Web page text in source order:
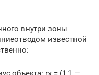
внутри зоны
известной